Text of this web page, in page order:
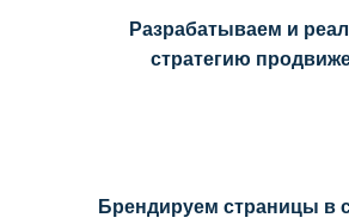
Разрабатываем и
стратегию
Брендируем страницы в